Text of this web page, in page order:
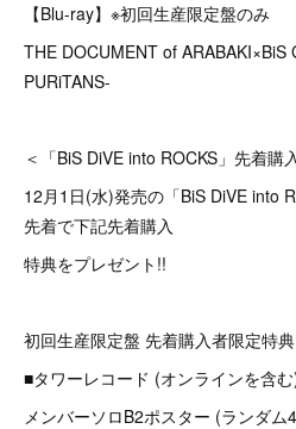
【Blu-ray】※初回生産限定盤のみ
THE DOCUMENT of ARABAKI×BiS
PURiTANS-
＜「BiS DiVE into ROCKS」先着購
12月1日(水)発売の「BiS DiVE into
先着で下記先着購入
特典をプレゼント!!
初回生産限定盤 先着購入者限定特典
■タワーレコード (オンラインを含
メンバーソロB2ポスター (ランダム